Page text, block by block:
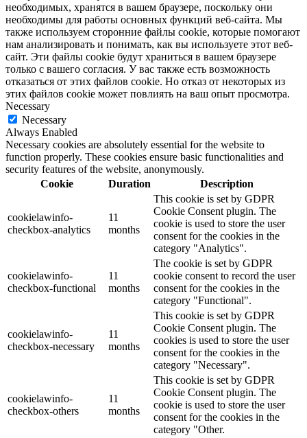
необходимых, хранятся в вашем браузере, поскольку они
необходимы для работы основных функций веб-сайта. Мы
также используем сторонние файлы cookie, которые помогают
нам анализировать и понимать, как вы используете этот веб-
сайт. Эти файлы cookie будут храниться в вашем браузере
только с вашего согласия. У вас также есть возможность
отказаться от этих файлов cookie. Но отказ от некоторых из
этих файлов cookie может повлиять на ваш опыт просмотра.
Necessary
Necessary
Always Enabled
Necessary cookies are absolutely essential for the website to
function properly. These cookies ensure basic functionalities and
security features of the website, anonymously.
Cookie
Duration Description
cookielawinfo-
checkbox-analytics
11
months
This cookie is set by GDPR
Cookie Consent plugin. The
cookie is used to store the user
consent for the cookies in the
category "Analytics".
cookielawinfo-
checkbox-functional
11
months
The cookie is set by GDPR
cookie consent to record the user
consent for the cookies in the
category "Functional".
cookielawinfo-
checkbox-necessary
11
months
This cookie is set by GDPR
Cookie Consent plugin. The
cookies is used to store the user
consent for the cookies in the
category "Necessary".
cookielawinfo-
checkbox-others
11
months
This cookie is set by GDPR
Cookie Consent plugin. The
cookie is used to store the user
consent for the cookies in the
category "Other.